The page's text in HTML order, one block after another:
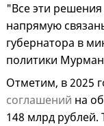
"Все эти
напрямую
губернатора в
политики
Отметим, в 2025
соглашений на
148 млрд рублей.